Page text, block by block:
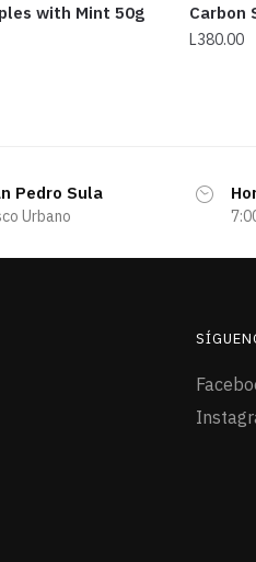
with Mint 50g Carbon
L380.00
Pedro Sula
Urbano